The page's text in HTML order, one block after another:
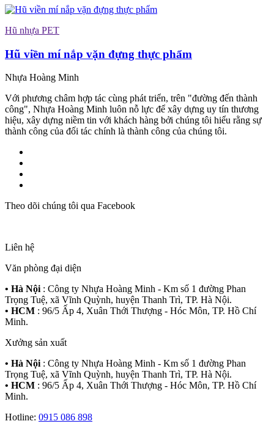
Hũ nhựa PET
Hũ viền mí nắp vặn đựng thực phẩm
Nhựa Hoàng Minh
Với phương châm hợp tác cùng phát triển, trên "đường đến thành
công", Nhựa Hoàng Minh luôn nỗ lực để xây dựng uy tín thương
hiệu, xây dựng niềm tin với khách hàng bởi chúng tôi hiểu rằng sự
thành công của đối tác chính là thành công của chúng tôi.
Theo dõi chúng tôi qua Facebook
Liên hệ
Văn phòng đại diện
• Hà Nội : Công ty Nhựa Hoàng Minh - Km số 1 đường Phan
Trọng Tuệ, xã Vĩnh Quỳnh, huyện Thanh Trì, TP. Hà Nội.
• HCM : 96/5 Ấp 4, Xuân Thới Thượng - Hóc Môn, TP. Hồ Chí
Minh.
Xưởng sản xuất
• Hà Nội : Công ty Nhựa Hoàng Minh - Km số 1 đường Phan
Trọng Tuệ, xã Vĩnh Quỳnh, huyện Thanh Trì, TP. Hà Nội.
• HCM : 96/5 Ấp 4, Xuân Thới Thượng - Hóc Môn, TP. Hồ Chí
Minh.
Hotline: 0915 086 898